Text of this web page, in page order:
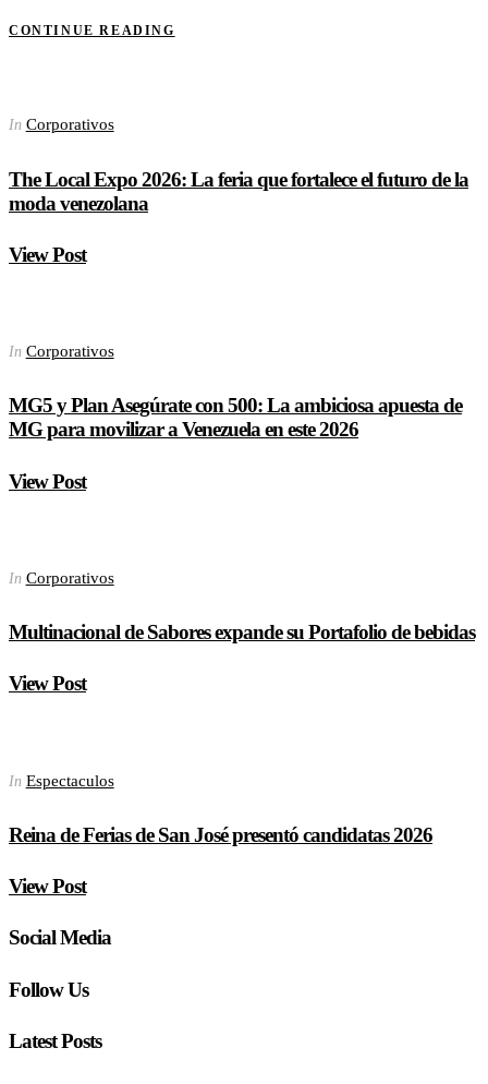
CONTINUE READING
In Corporativos
The Local Expo 2026: La feria que fortalece el futuro de la
moda venezolana
View Post
In Corporativos
MG5 y Plan Asegúrate con 500: La ambiciosa apuesta de
MG para movilizar a Venezuela en este 2026
View Post
In Corporativos
Multinacional de Sabores expande su Portafolio de bebidas
View Post
In Espectaculos
Reina de Ferias de San José presentó candidatas 2026
View Post
Social Media
Follow Us
Latest Posts